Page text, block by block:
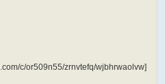
c/or509n55/zrnvtefq/wjbhrwaolvw]